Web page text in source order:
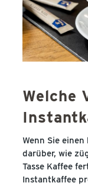
Welche
Wenn Sie
darüber, wie
Tasse Kaffee
Instantkaffee